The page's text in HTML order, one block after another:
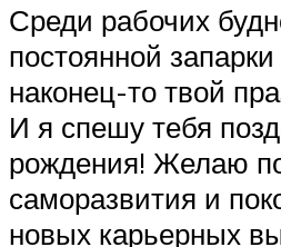
Среди рабочих
постоянной
наконец-то твой
И я спешу тебя
рождения! Желаю
саморазвития и
новых карьерных